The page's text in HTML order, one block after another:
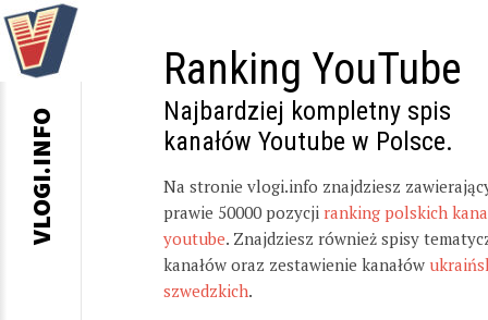
Ranking YouTube
Najbardziej kompletny spis
kanałów Youtube w Polsce.
Na stronie vlogi.info znajdziesz
prawie 50000 pozycji ranking polskich
youtube. Znajdziesz również spisy
kanałów oraz zestawienie kanałów
szwedzkich.
VLOGI.INFO